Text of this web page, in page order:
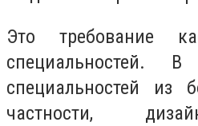
Это требование
специальностей из
частности,